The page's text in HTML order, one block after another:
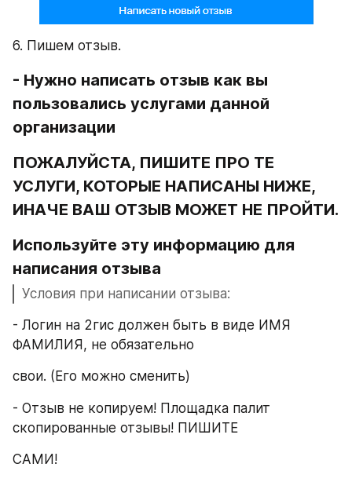
6. Пишем отзыв.
- Нужно написать отзыв как вы
пользовались услугами данной
организации
ПОЖАЛУЙСТА, ПИШИТЕ ПРО ТЕ
УСЛУГИ, КОТОРЫЕ НАПИСАНЫ НИЖЕ,
ИНАЧЕ ВАШ ОТЗЫВ МОЖЕТ НЕ ПРОЙТИ.
Используйте эту информацию для
написания отзыва
Условия при написании отзыва:
- Логин на 2гис должен быть в виде ИМЯ
ФАМИЛИЯ, не обязательно
свои. (Его можно сменить)
- Отзыв не копируем! Площадка палит
скопированные отзывы! ПИШИТЕ
САМИ!